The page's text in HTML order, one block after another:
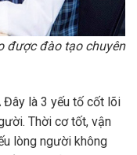
được đào tạo chuyên
Đây là 3 yếu tố cốt lõi
Thời cơ tốt, vận
lòng người không